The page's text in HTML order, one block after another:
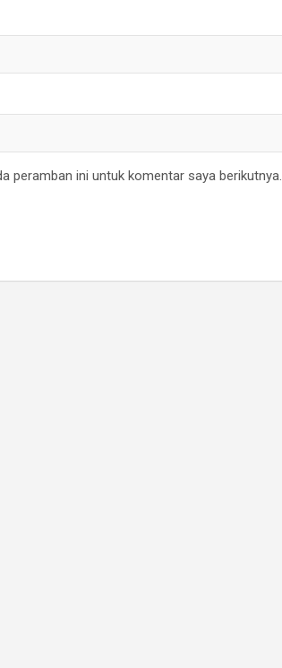
peramban ini untuk komentar saya berikutnya.